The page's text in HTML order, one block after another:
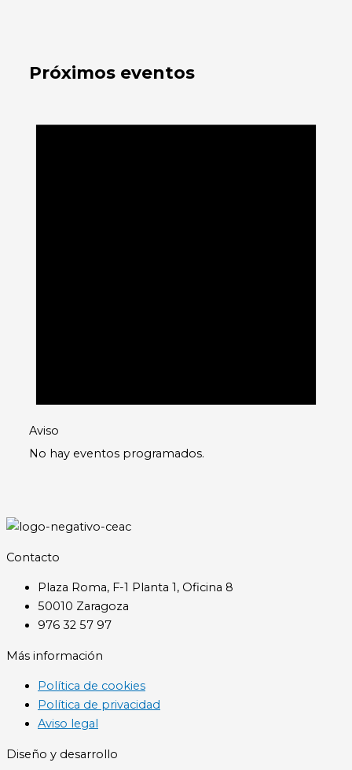
Próximos eventos
Aviso
No hay eventos programados.
Contacto
Plaza Roma, F-1 Planta 1, Oficina 8
50010 Zaragoza
976 32 57 97
Más información
Política de cookies
Política de privacidad
Aviso legal
Diseño y desarrollo